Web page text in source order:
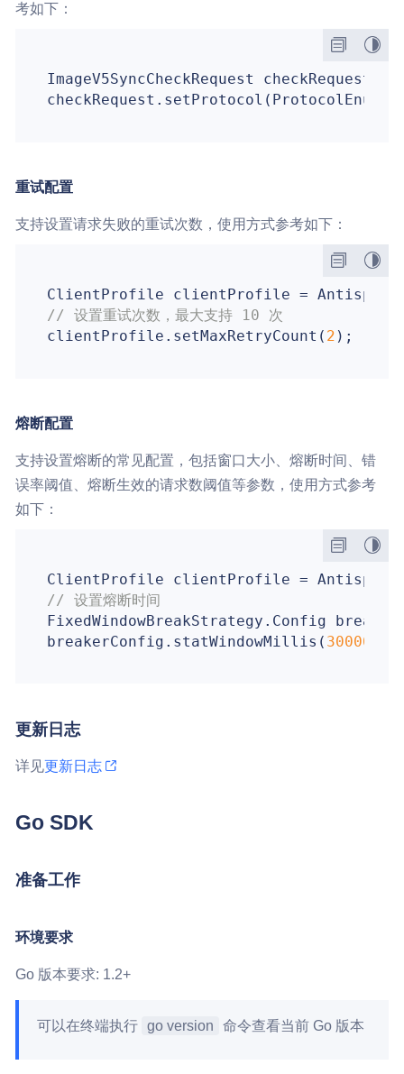
考如下：
ImageV5SyncCheckRequest checkRequest =
重试配置
支持设置请求失败的重试次数，使用方式参考如下：
ClientProfile clientProfile =
// 设置重试次数，最大支持 10 次
clientProfile.setMaxRetryCount( 2
熔断配置
支持设置熔断的常见配置，包括窗口大小、熔断时间、错
误率阈值、熔断生效的请求数阈值等参数，使用方式参考
如下：
ClientProfile clientProfile =
// 设置熔断时间
FixedWindowBreakStrategy.Config
breakerConfig.statWindowMillis( 300000
更新日志
详见更新日志
Go SDK
准备工作
环境要求
Go 版本要求: 1.2+
可以在终端执行 go version 命令查看当前 Go 版本